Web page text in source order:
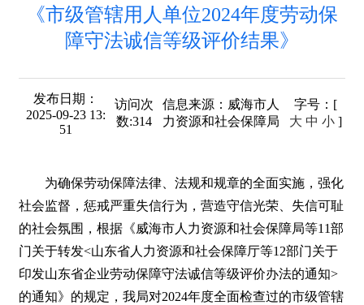
《市级管辖用人单位2024年度劳动保
障守法诚信等级评价结果》
发布日期：
2025-09-23 13:
51
访问次
数:314
信息来源： 威海市人
力资源和社会保障局
字号 ：[
大 中 小 ]
为确保劳动保障法律、法规和规章的全面实施，强化
社会监督，惩戒严重失信行为，营造守信光荣、失信可耻
的社会氛围，根据《威海市人力资源和社会保障局等11部
门关于转发<山东省人力资源和社会保障厅等12部门关于
印发山东省企业劳动保障守法诚信等级评价办法的通知>
的通知》的规定，我局对2024年度全面检查过的市级管辖